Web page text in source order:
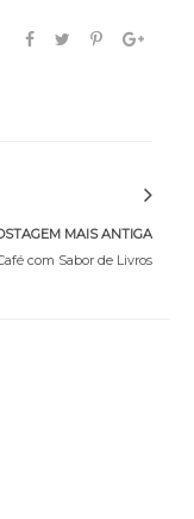
MAIS ANTIGA
com Sabor de Livros